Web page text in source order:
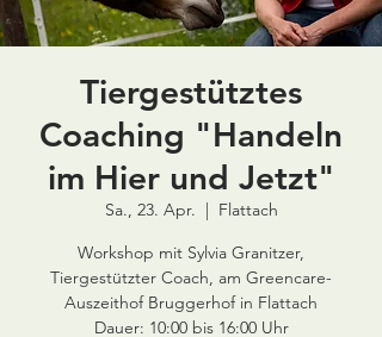
Tiergestütztes
Coaching "Handeln
im Hier und Jetzt"
Sa., 23. Apr.
  |
Flattach
Workshop mit Sylvia Granitzer,
Tiergestützter Coach, am Greencare-
Auszeithof Bruggerhof in Flattach
Dauer: 10:00 bis 16:00 Uhr